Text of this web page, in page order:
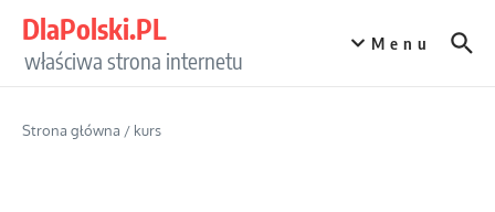
DlaPolski.PL
właściwa strona internetu
Menu
Strona główna / kurs